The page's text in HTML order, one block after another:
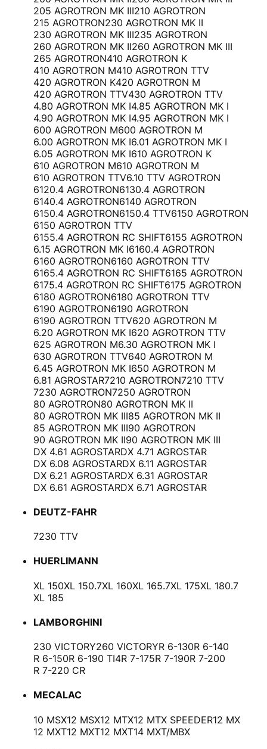
205 AGROTRON MK III210 AGROTRON
215 AGROTRON230 AGROTRON MK II
230 AGROTRON MK III235 AGROTRON
260 AGROTRON MK II260 AGROTRON MK III
265 AGROTRON410 AGROTRON K
410 AGROTRON M410 AGROTRON TTV
420 AGROTRON K420 AGROTRON M
420 AGROTRON TTV430 AGROTRON TTV
4.80 AGROTRON MK I4.85 AGROTRON MK I
4.90 AGROTRON MK I4.95 AGROTRON MK I
600 AGROTRON M600 AGROTRON M
6.00 AGROTRON MK I6.01 AGROTRON MK I
6.05 AGROTRON MK I610 AGROTRON K
610 AGROTRON M610 AGROTRON M
610 AGROTRON TTV6.10 TTV AGROTRON
6120.4 AGROTRON6130.4 AGROTRON
6140.4 AGROTRON6140 AGROTRON
6150.4 AGROTRON6150.4 TTV6150 AGROTRON
6150 AGROTRON TTV
6155.4 AGROTRON RC SHIFT6155 AGROTRON
6.15 AGROTRON MK I6160.4 AGROTRON
6160 AGROTRON6160 AGROTRON TTV
6165.4 AGROTRON RC SHIFT6165 AGROTRON
6175.4 AGROTRON RC SHIFT6175 AGROTRON
6180 AGROTRON6180 AGROTRON TTV
6190 AGROTRON6190 AGROTRON
6190 AGROTRON TTV620 AGROTRON M
6.20 AGROTRON MK I620 AGROTRON TTV
625 AGROTRON M6.30 AGROTRON MK I
630 AGROTRON TTV640 AGROTRON M
6.45 AGROTRON MK I650 AGROTRON M
6.81 AGROSTAR7210 AGROTRON7210 TTV
7230 AGROTRON7250 AGROTRON
80 AGROTRON80 AGROTRON MK II
80 AGROTRON MK III85 AGROTRON MK II
85 AGROTRON MK III90 AGROTRON
90 AGROTRON MK II90 AGROTRON MK III
DX 4.61 AGROSTARDX 4.71 AGROSTAR
DX 6.08 AGROSTARDX 6.11 AGROSTAR
DX 6.21 AGROSTARDX 6.31 AGROSTAR
DX 6.61 AGROSTARDX 6.71 AGROSTAR
DEUTZ-FAHR
7230 TTV
HUERLIMANN
XL 150XL 150.7XL 160XL 165.7XL 175XL 180.7
XL 185
LAMBORGHINI
230 VICTORY260 VICTORYR 6-130R 6-140
R 6-150R 6-190 TI4R 7-175R 7-190R 7-200
R 7-220 CR
MECALAC
10 MSX12 MSX12 MTX12 MTX SPEEDER12 MX
12 MXT12 MXT12 MXT14 MXT/MBX